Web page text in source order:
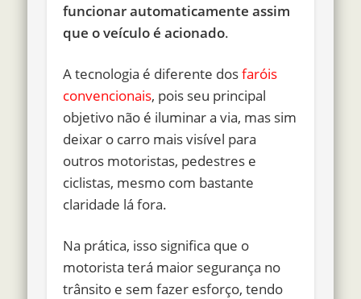
funcionar automaticamente assim
que o veículo é acionado.
A tecnologia é diferente dosfaróis
convencionais, pois seu principal
objetivo não é iluminar a via, mas sim
deixar o carro mais visível para
outros motoristas, pedestres e
ciclistas, mesmo com bastante
claridade lá fora.
Na prática, isso significa que o
motorista terá maior segurança no
trânsito e sem fazer esforço, tendo